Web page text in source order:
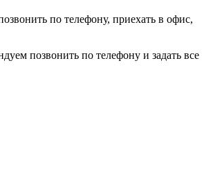
по телефону, приехать в офис,
позвонить по телефону и задать все